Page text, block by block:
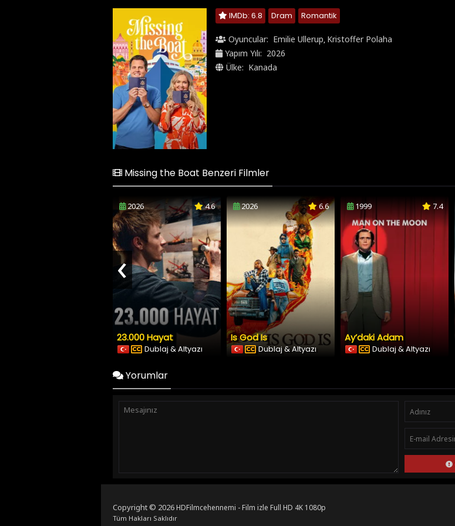
IMDb: 6.8 Dram Romantik
Oyuncular: Emilie Ullerup, Kristoffer Polaha
Yapım Yılı: 2026
Ülke: Kanada
Missing the Boat Benzeri Filmler
2026 4.6
23.000 Hayat
Dublaj & Altyazı
2026 6.6
Is God Is
Dublaj & Altyazı
1999 7.4
Ay’daki Adam
Dublaj & Altyazı
‹
Yorumlar
Copyright © 2026HDFilmcehennemi - Film izle Full HD 4K 1080p
Tüm Hakları Saklıdır